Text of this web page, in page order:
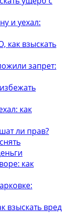
и уехал:
как взыскать
запрет:
как
ли прав?
как
взыскать вред